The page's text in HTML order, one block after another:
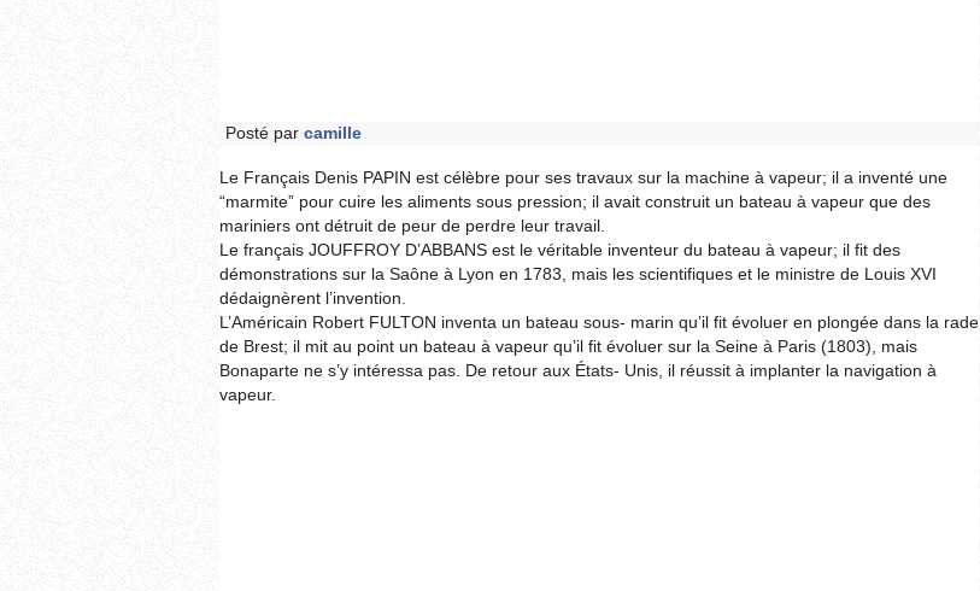
Posté par camille
Le Français Denis PAPIN est célèbre pour ses travaux sur la machine à vapeur; il a inventé une
“marmite” pour cuire les aliments sous pression; il avait construit un bateau à vapeur que des
mariniers ont détruit de peur de perdre leur travail.
Le français JOUFFROY D’ABBANS est le véritable inventeur du bateau à vapeur; il fit des
démonstrations sur la Saône à Lyon en 1783, mais les scientifiques et le ministre de Louis XVI
dédaignèrent l’invention.
L’Américain Robert FULTON inventa un bateau sous- marin qu’il fit évoluer en plongée dans la rade
de Brest; il mit au point un bateau à vapeur qu’il fit évoluer sur la Seine à Paris (1803), mais
Bonaparte ne s’y intéressa pas. De retour aux États- Unis, il réussit à implanter la navigation à
vapeur.